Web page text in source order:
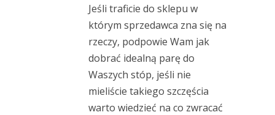
Jeśli traficie do sklepu w
którym sprzedawca zna się na
rzeczy, podpowie Wam jak
dobrać idealną parę do
Waszych stóp, jeśli nie
mieliście takiego szczęścia
warto wiedzieć na co zwracać